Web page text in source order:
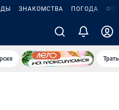
ЗНАКОМСТВА ПОГОДА